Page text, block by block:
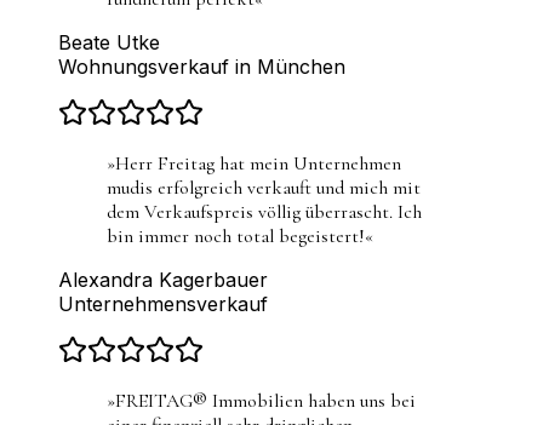
Beate Utke
Wohnungsverkauf in München
»Herr Freitag hat mein Unternehmen
mudis erfolgreich verkauft und mich mit
dem Verkaufspreis völlig überrascht. Ich
bin immer noch total begeistert!«
Alexandra Kagerbauer
Unternehmensverkauf
»FREITAG® Immobilien haben uns bei